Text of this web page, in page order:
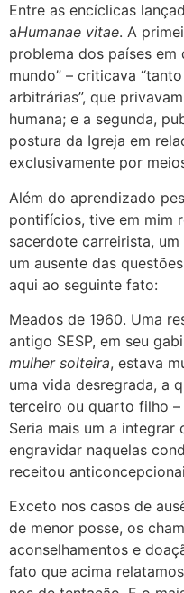
Entre as encíclicas
aHumanae vitae. A
problema dos países
mundo” – criticava
arbitrárias”, que
humana; e a segunda,
postura da Igreja em
exclusivamente por
Além do aprendizado
pontifícios, tive em mim
sacerdote carreirista,
um ausente das
aqui ao seguinte fato:
Meados de 1960. Uma
antigo SESP, em seu
mulher solteira, estava
uma vida desregrada, a
terceiro ou quarto filho –
Seria mais um a
engravidar naquelas
receitou
Exceto nos casos de
de menor posse, os
aconselhamentos e
fato que acima